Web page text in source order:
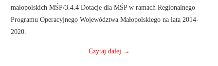
małopolskich MŚP/3.4.4 Dotacje dla MŚP w ramach Regionalnego
Programu Operacyjnego Województwa Małopolskiego na lata 2014-
2020.
Czytaj dalej →